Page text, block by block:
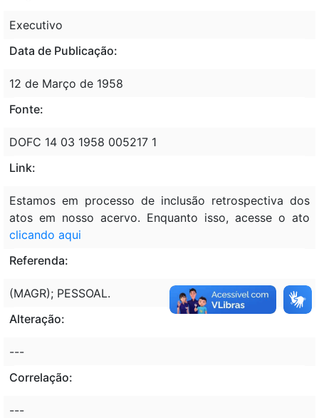
Executivo
Data de Publicação:
12 de Março de 1958
Fonte:
DOFC 14 03 1958 005217 1
Link:
Estamos em processo de inclusão retrospectiva dos
atos em nosso acervo. Enquanto isso, acesse o ato
clicando aqui
Referenda:
(MAGR); PESSOAL.
Alteração:
---
Correlação:
---